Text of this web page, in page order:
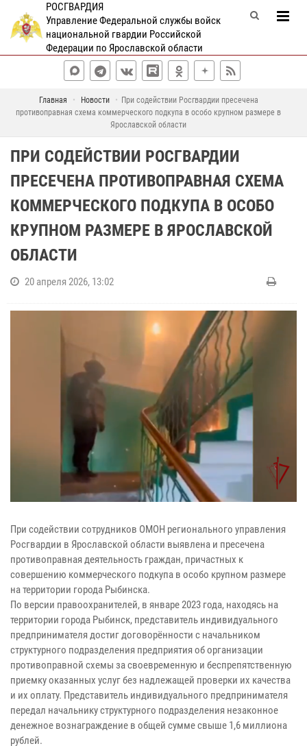
РОСГВАРДИЯ
Управление Федеральной службы войск
национальной гвардии Российской
Федерации по Ярославской области
Главная Новости
При содействии Росгвардии пресечена
противоправная схема коммерческого подкупа в особо крупном размере в
Ярославской области
ПРИ СОДЕЙСТВИИ РОСГВАРДИИ
ПРЕСЕЧЕНА ПРОТИВОПРАВНАЯ СХЕМА
КОММЕРЧЕСКОГО ПОДКУПА В ОСОБО
КРУПНОМ РАЗМЕРЕ В ЯРОСЛАВСКОЙ
ОБЛАСТИ
20 апреля 2026, 13:02
При содействии сотрудников ОМОН регионального управления
Росгвардии в Ярославской области выявлена и пресечена
противоправная деятельность граждан, причастных к
совершению коммерческого подкупа в особо крупном размере
на территории города Рыбинска.
По версии правоохранителей, в январе 2023 года, находясь на
территории города Рыбинск, представитель индивидуального
предпринимателя достиг договорённости с начальником
структурного подразделения предприятия об организации
противоправной схемы за своевременную и беспрепятственную
приемку оказанных услуг без надлежащей проверки их качества
и их оплату. Представитель индивидуального предпринимателя
передал начальнику структурного подразделения незаконное
денежное вознаграждение в общей сумме свыше 1,6 миллиона
рублей.